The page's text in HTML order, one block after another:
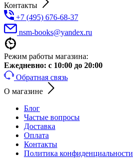
Контакты
+7 (495) 676-68-37
nsm-books@yandex.ru
Режим работы магазина:
Ежедневно: с 10:00 до 20:00
Обратная связь
О магазине
Блог
Частые вопросы
Доставка
Оплата
Контакты
Политика конфиденциальности